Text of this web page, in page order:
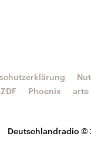
Deutschlandradio ©
ZDF Phoenix arte